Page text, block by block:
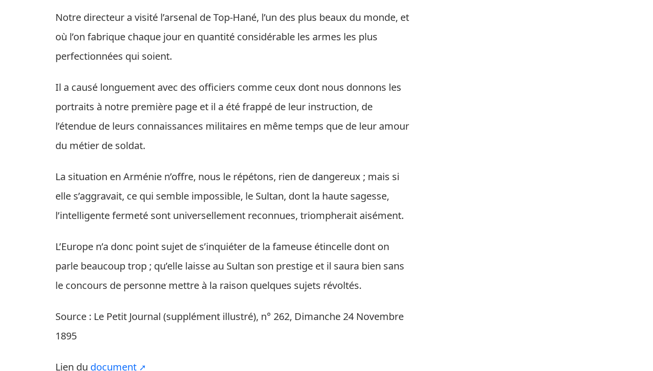
Notre directeur a visité l’arsenal de Top-Hané, l’un des plus beaux du monde, et
où l’on fabrique chaque jour en quantité considérable les armes les plus
perfectionnées qui soient.
Il a causé longuement avec des officiers comme ceux dont nous donnons les
portraits à notre première page et il a été frappé de leur instruction, de
l’étendue de leurs connaissances militaires en même temps que de leur amour
du métier de soldat.
La situation en Arménie n’offre, nous le répétons, rien de dangereux ; mais si
elle s’aggravait, ce qui semble impossible, le Sultan, dont la haute sagesse,
l’intelligente fermeté sont universellement reconnues, triompherait aisément.
L’Europe n’a donc point sujet de s’inquiéter de la fameuse étincelle dont on
parle beaucoup trop ; qu’elle laisse au Sultan son prestige et il saura bien sans
le concours de personne mettre à la raison quelques sujets révoltés.
Source : Le Petit Journal (supplément illustré), n° 262, Dimanche 24 Novembre
1895
Lien du document